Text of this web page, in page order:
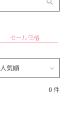
セール価格
人気順
0 件